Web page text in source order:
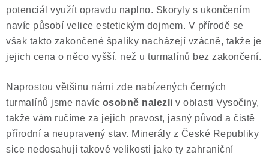
potenciál využít opravdu naplno. Skoryly s ukončením
navíc působí velice estetickým dojmem. V přírodě se
však takto zakončené špalíky nacházejí vzácně, takže je
jejich cena o něco vyšší, než u turmalínů bez zakončení.
Naprostou většinu námi zde nabízených černých
turmalínů jsme navíc osobně nalezli v oblasti Vysočiny,
takže vám ručíme za jejich pravost, jasný původ a čistě
přírodní a neupravený stav. Minerály z České Republiky
sice nedosahují takové velikosti jako ty zahraniční